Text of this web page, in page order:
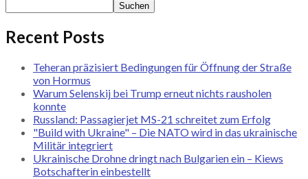
Suchen
Recent Posts
Teheran präzisiert Bedingungen für Öffnung der Straße
von Hormus
Warum Selenskij bei Trump erneut nichts rausholen
konnte
Russland: Passagierjet MS-21 schreitet zum Erfolg
"Build with Ukraine" – Die NATO wird in das ukrainische
Militär integriert
Ukrainische Drohne dringt nach Bulgarien ein – Kiews
Botschafterin einbestellt